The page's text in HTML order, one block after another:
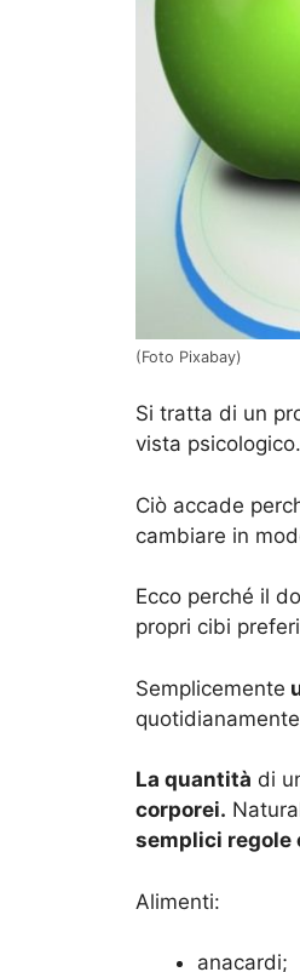
(Foto Pixabay)
Si tratta di un
vista psicologico.
Ciò accade
cambiare in
Ecco perché il
propri cibi
Semplicemente
La quantità di
corporei.
semplici regole
Alimenti:
anacardi;